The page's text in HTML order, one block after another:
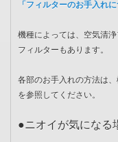
「フィルターのお手入れ
機種によっては、空気清
フィルターもあります。
各部のお手入れの方法は
を参照してください。
●ニオイが気になる